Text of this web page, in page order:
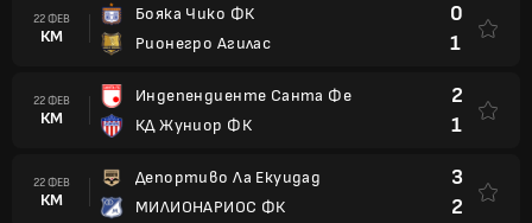
22 ФЕВ
КМ
Бояка Чико ФК
Рионегро Агилас
0
1
22 ФЕВ
КМ
Индепендиенте Санта Фе
КД Жуниор ФК
2
1
22 ФЕВ
КМ
Депортиво Ла Екуидад
МИЛИОНАРИОС ФК
3
2